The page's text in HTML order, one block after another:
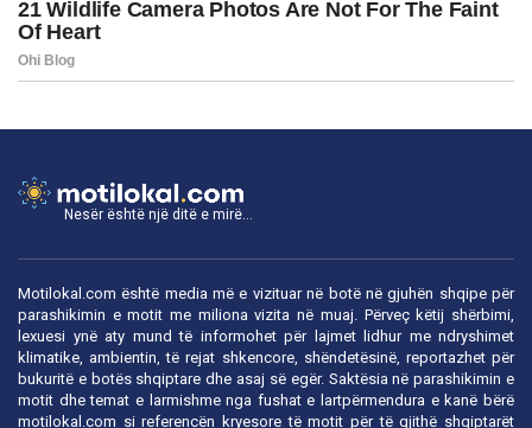
Nesër është një ditë e mirë...
Motilokal.com është media më e vizituar në botë në gjuhën shqipe për
parashikimin e motit me miliona vizita në muaj. Përveç këtij shërbimi,
lexuesi ynë aty mund të informohet për lajmet lidhur me ndryshimet
klimatike, ambientin, të rejat shkencore, shëndetësinë, reportazhet për
bukuritë e botës shqiptare dhe asaj së egër. Saktësia në parashikimin e
motit dhe temat e larmishme nga fushat e lartpërmendura e kanë bërë
motilokal.com si referencën kryesore të motit për të gjithë shqiptarët